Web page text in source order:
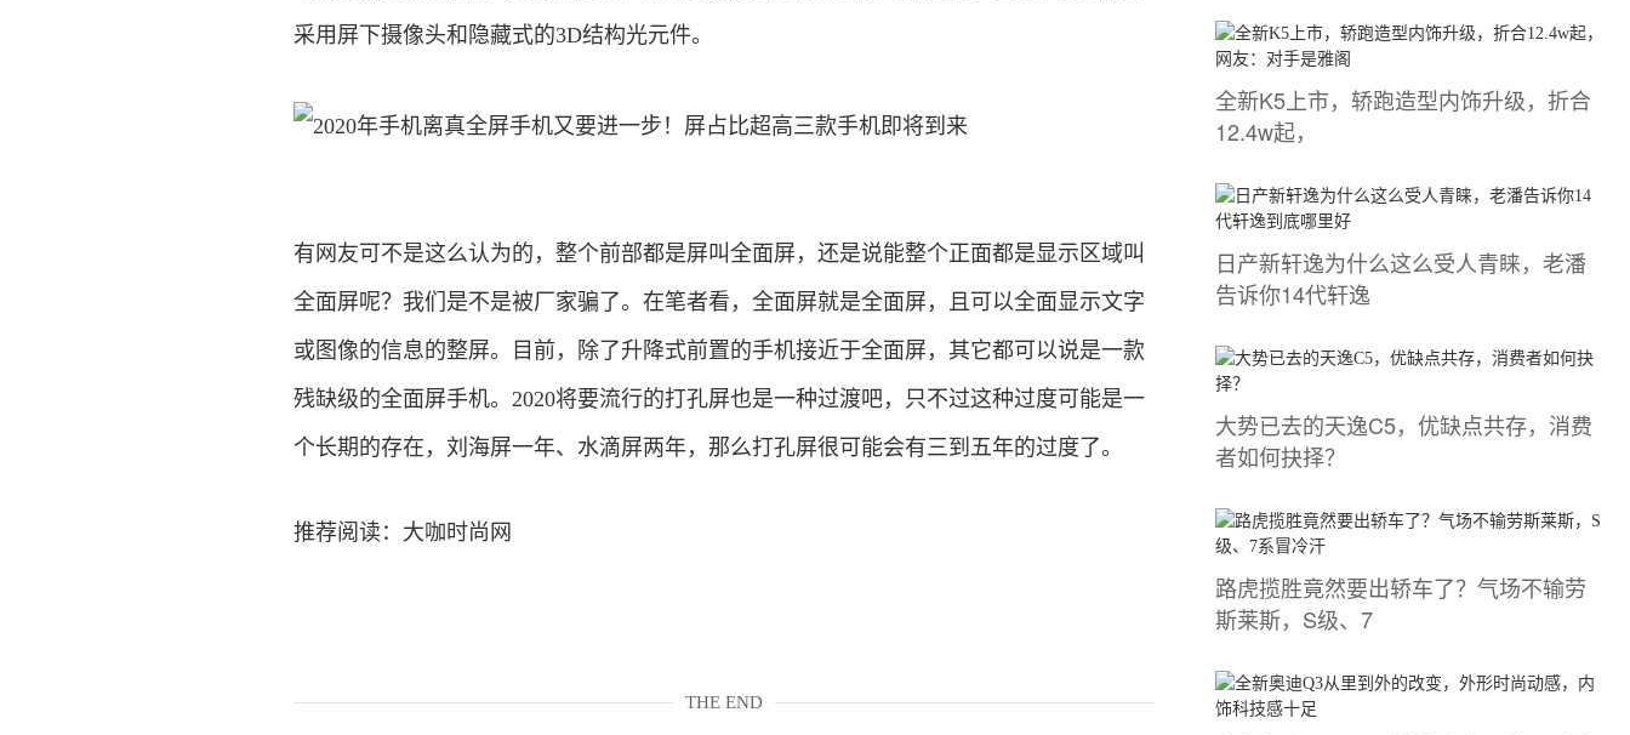
采用屏下摄像头和隐藏式的3D结构光元件。
有网友可不是这么认为的，整个前部都是屏叫全面屏，还是说能整个正面都是显示区域叫
全面屏呢？我们是不是被厂家骗了。在笔者看，全面屏就是全面屏，且可以全面显示文字
或图像的信息的整屏。目前，除了升降式前置的手机接近于全面屏，其它都可以说是一款
残缺级的全面屏手机。2020将要流行的打孔屏也是一种过渡吧，只不过这种过度可能是一
个长期的存在，刘海屏一年、水滴屏两年，那么打孔屏很可能会有三到五年的过度了。
推荐阅读： 大咖时尚网
THE END
全新K5上市，轿跑造型内饰升级，折合
12.4w起，
日产新轩逸为什么这么受人青睐，老潘
告诉你14代轩逸
大势已去的天逸C5，优缺点共存，消费
者如何抉择？
路虎揽胜竟然要出轿车了？气场不输劳
斯莱斯，S级、7